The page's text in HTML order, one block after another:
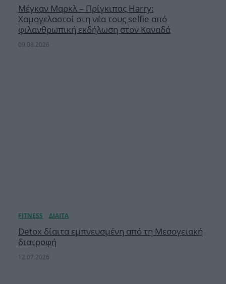
Μέγκαν Μαρκλ – Πρίγκιπας Harry:
Χαμογελαστοί στη νέα τους selfie από
φιλανθρωπική εκδήλωση στον Καναδά
09.08.2026
Detox δίαιτα εμπνευσμένη από τη Μεσογειακή
διατροφή
12.07.2026